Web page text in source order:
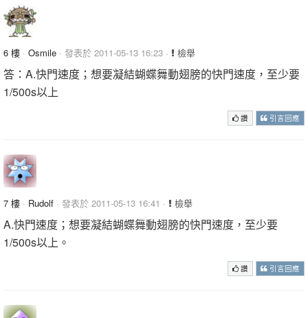
6 樓 · Osmile · 發表於 2011-05-13 16:23 · 檢舉
答：A.快門速度；想要凝結蝴蝶舞動翅膀的快門速度，至少要
1/500s以上
讚 引言回應
7 樓 · Rudolf · 發表於 2011-05-13 16:41 · 檢舉
A.快門速度；想要凝結蝴蝶舞動翅膀的快門速度，至少要
1/500s以上。
讚 引言回應